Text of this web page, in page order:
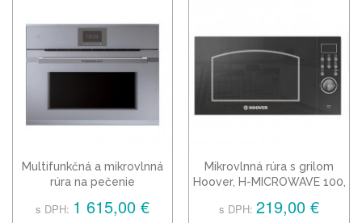
Multifunkčná a mikrovlnná
rúra na pečenie
sivá
s DPH: 1 615,00 €
Mikrovlnná rúra s grilom
Hoover, H-MICROWAVE 100,
s DPH: 219,00 €